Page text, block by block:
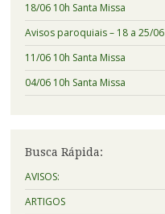
18/06 10h Santa Missa
Avisos paroquiais – 18 a 25/06
11/06 10h Santa Missa
04/06 10h Santa Missa
Busca Rápida:
AVISOS:
ARTIGOS